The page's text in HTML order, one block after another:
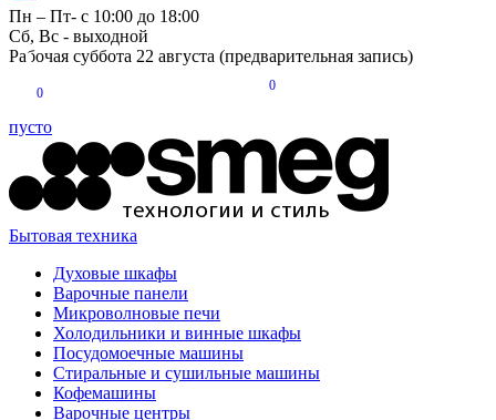
Пн – Пт- с 10:00 до 18:00
Сб, Вс - выходной
Рабочая суббота 22 августа (предварительная запись)
0
0
пусто
Бытовая техника
Духовые шкафы
Варочные панели
Микроволновые печи
Холодильники и винные шкафы
Посудомоечные машины
Стиральные и сушильные машины
Кофемашины
Варочные центры